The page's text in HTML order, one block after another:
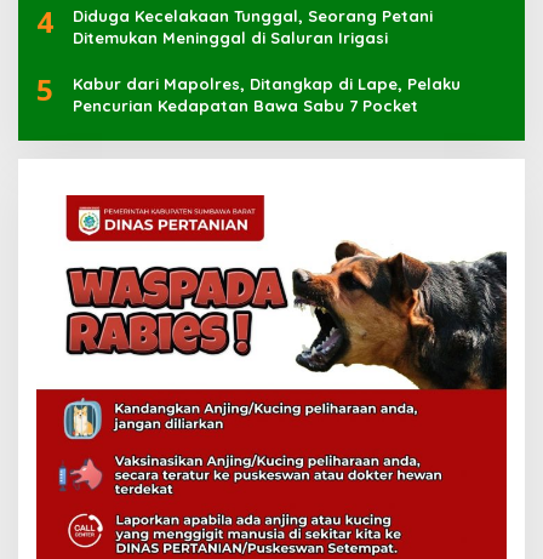
4
Diduga Kecelakaan Tunggal, Seorang Petani
Ditemukan Meninggal di Saluran Irigasi
5
Kabur dari Mapolres, Ditangkap di Lape, Pelaku
Pencurian Kedapatan Bawa Sabu 7 Pocket